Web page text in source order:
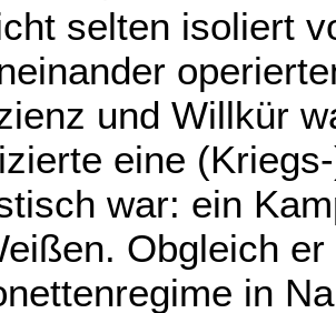
selten isoliert
und Willkür
eine
war: ein
Obgleich
in